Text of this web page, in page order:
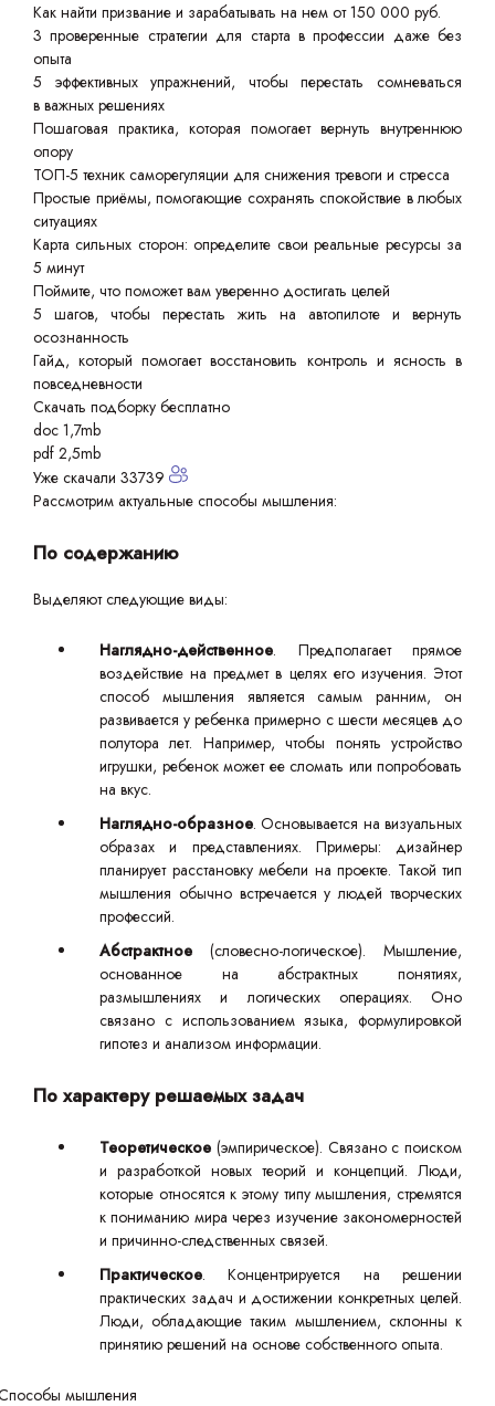
Как найти призвание и зарабатывать на нем от 150 000 руб.
3 проверенные стратегии для старта в профессии даже без
опыта
5 эффективных упражнений, чтобы перестать сомневаться
в важных решениях
Пошаговая практика, которая помогает вернуть внутреннюю
опору
ТОП-5 техник саморегуляции для снижения тревоги и стресса
Простые приёмы, помогающие сохранять спокойствие в любых
ситуациях
Карта сильных сторон: определите свои реальные ресурсы за
5 минут
Поймите, что поможет вам уверенно достигать целей
5 шагов, чтобы перестать жить на автопилоте и вернуть
осознанность
Гайд, который помогает восстановить контроль и ясность в
повседневности
Скачать подборку бесплатно
doc 1,7mb
pdf 2,5mb
Уже скачали 33739
Рассмотрим актуальные способы мышления:
По содержанию
Выделяют следующие виды:
Наглядно-действенное. Предполагает прямое
воздействие на предмет в целях его изучения. Этот
способ мышления является самым ранним, он
развивается у ребенка примерно с шести месяцев до
полутора лет. Например, чтобы понять устройство
игрушки, ребенок может ее сломать или попробовать
на вкус.
Наглядно-образное. Основывается на визуальных
образах и представлениях. Примеры: дизайнер
планирует расстановку мебели на проекте. Такой тип
мышления обычно встречается у людей творческих
профессий.
Абстрактное (словесно-логическое). Мышление,
основанное на абстрактных понятиях,
размышлениях и логических операциях. Оно
связано с использованием языка, формулировкой
гипотез и анализом информации.
По характеру решаемых задач
Теоретическое (эмпирическое). Связано с поиском
и разработкой новых теорий и концепций. Люди,
которые относятся к этому типу мышления, стремятся
к пониманию мира через изучение закономерностей
и причинно-следственных связей.
Практическое. Концентрируется на решении
практических задач и достижении конкретных целей.
Люди, обладающие таким мышлением, склонны к
принятию решений на основе собственного опыта.